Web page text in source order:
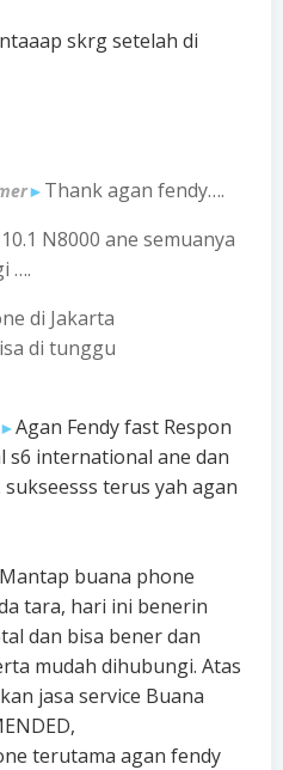
skrg setelah di
► Thank agan fendy….
N8000 ane semuanya
….
►Agan Fendy fast Respon
s6 international ane dan
terus yah agan
Mantap buana phone
tara, hari ini benerin
dan bisa bener dan
mudah dihubungi. Atas
jasa service Buana
terutama agan fendy